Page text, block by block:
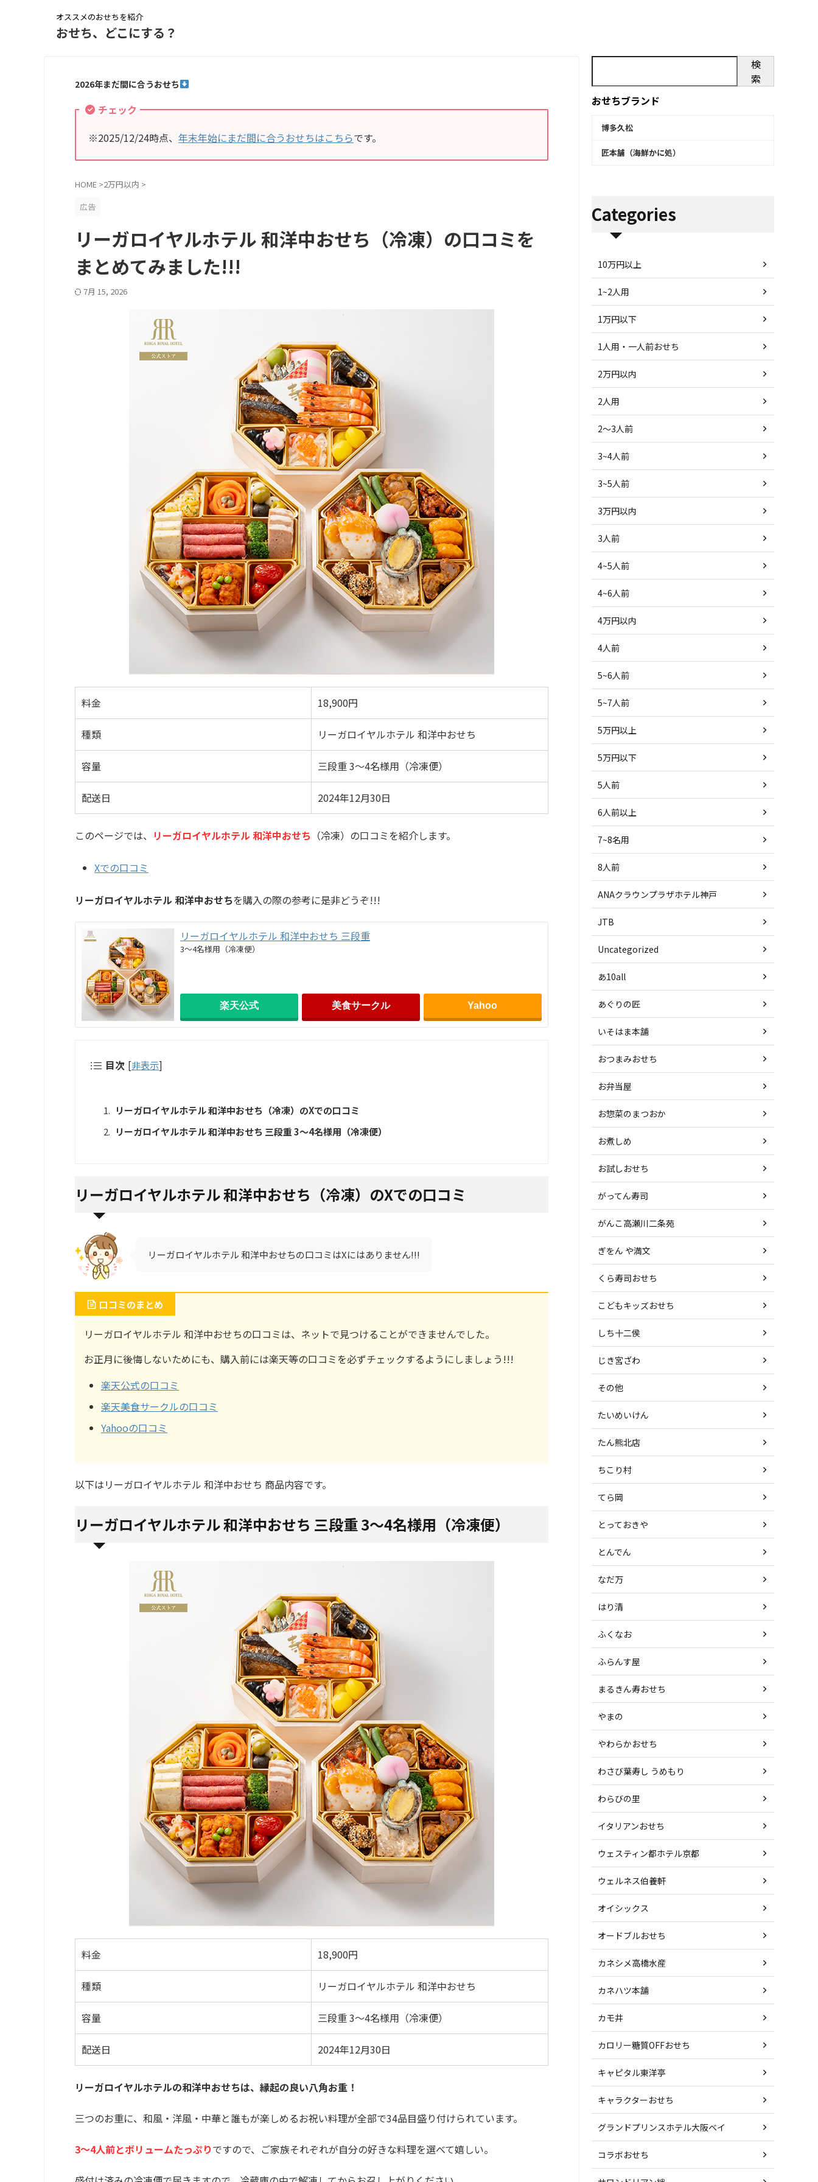
オススメのおせちを紹介
おせち、どこにする？
2026年まだ間に合うおせち
チェック
※2025/12/24時点、 年末年始にまだ間に合うおせちはこちらです。
HOME >2万円以内 >
広告
リーガロイヤルホテル 和洋中おせち（冷凍）の口コミを
まとめてみました!!!
7月 15, 2026
料金 18,900円
種類 リーガロイヤルホテル 和洋中おせち
容量 三段重 3～4名様用（冷凍便）
配送日 2024年12月30日
このページでは、 リーガロイヤルホテル 和洋中おせち （冷凍）の口コミを紹介します。
Xでの口コミ
リーガロイヤルホテル 和洋中おせちを購入の際の参考に是非どうぞ!!!
リーガロイヤルホテル 和洋中おせち 三段重
3～4名様用（冷凍便）
楽天公式 美食サークル Yahoo
目次 [非表示]
リーガロイヤルホテル 和洋中おせち（冷凍）のXでの口コミ
リーガロイヤルホテル 和洋中おせち 三段重 3～4名様用（冷凍便）
リーガロイヤルホテル 和洋中おせち（冷凍）のXでの口コミ
リーガロイヤルホテル 和洋中おせちの口コミはXにはありません!!!
口コミのまとめ
リーガロイヤルホテル 和洋中おせちの口コミは、ネットで見つけることができませんでした。
お正月に後悔しないためにも、購入前には楽天等の口コミを必ずチェックするようにしましょう!!!
楽天公式の口コミ
楽天美食サークルの口コミ
Yahooの口コミ
以下はリーガロイヤルホテル 和洋中おせち 商品内容です。
リーガロイヤルホテル 和洋中おせち 三段重 3～4名様用（冷凍便）
料金 18,900円
種類 リーガロイヤルホテル 和洋中おせち
容量 三段重 3～4名様用（冷凍便）
配送日 2024年12月30日
リーガロイヤルホテルの和洋中おせちは、縁起の良い八角お重！
三つのお重に、和風・洋風・中華と誰もが楽しめるお祝い料理が全部で34品目盛り付けられています。
3～4人前とボリュームたっぷりですので、ご家族それぞれが自分の好きな料理を選べて嬉しい。
検
索
おせちブランド
博多久松
匠本舗（海鮮かに処）
Categories
10万円以上
1~2人用
1万円以下
1人用・一人前おせち
2万円以内
2人用
2～3人前
3~4人前
3~5人前
3万円以内
3人前
4~5人前
4~6人前
4万円以内
4人前
5~6人前
5~7人前
5万円以上
5万円以下
5人前
6人前以上
7~8名用
8人前
ANAクラウンプラザホテル神戸
JTB
Uncategorized
あ10all
あぐりの匠
いそはま本舗
おつまみおせち
お弁当屋
お惣菜のまつおか
お煮しめ
お試しおせち
がってん寿司
がんこ高瀬川二条苑
ぎをん や満文
くら寿司おせち
こどもキッズおせち
しち十二侯
じき宮ざわ
その他
たいめいけん
たん熊北店
ちこり村
てら岡
とっておきや
とんでん
なだ万
はり清
ふくなお
ふらんす屋
まるきん寿おせち
やまの
やわらかおせち
わさび葉寿し うめもり
わらびの里
イタリアンおせち
ウェスティン都ホテル京都
ウェルネス伯養軒
オイシックス
オードブルおせち
カネシメ高橋水産
カネハツ本舗
カモ井
カロリー糖質OFFおせち
キャピタル東洋亭
キャラクターおせち
グランドプリンスホテル大阪ベイ
コラボおせち